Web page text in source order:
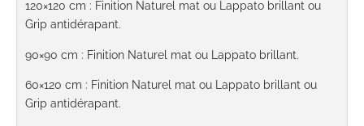
120×120 cm : Finition Naturel mat ou Lappato brillant ou
Grip antidérapant.
90×90 cm : Finition Naturel mat ou Lappato brillant.
60×120 cm : Finition Naturel mat ou Lappato brillant ou
Grip antidérapant.